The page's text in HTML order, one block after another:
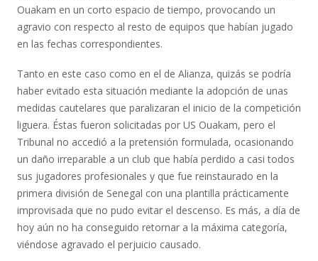
Ouakam en un corto espacio de tiempo, provocando un
agravio con respecto al resto de equipos que habían jugado
en las fechas correspondientes.
Tanto en este caso como en el de Alianza, quizás se podría
haber evitado esta situación mediante la adopción de unas
medidas cautelares que paralizaran el inicio de la competición
liguera. Éstas fueron solicitadas por US Ouakam, pero el
Tribunal no accedió a la pretensión formulada, ocasionando
un daño irreparable a un club que había perdido a casi todos
sus jugadores profesionales y que fue reinstaurado en la
primera división de Senegal con una plantilla prácticamente
improvisada que no pudo evitar el descenso. Es más, a día de
hoy aún no ha conseguido retornar a la máxima categoría,
viéndose agravado el perjuicio causado.